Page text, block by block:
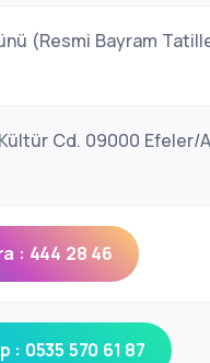
(Resmi Bayram
Cd. 09000 Efeler/
: 444 28 46
: 0535 570 61 87